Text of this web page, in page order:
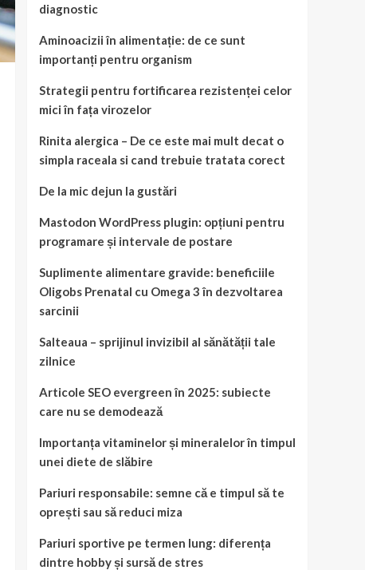
diagnostic
Aminoacizii în alimentație: de ce sunt
importanți pentru organism
Strategii pentru fortificarea rezistenței celor
mici în fața virozelor
Rinita alergica – De ce este mai mult decat o
simpla raceala si cand trebuie tratata corect
De la mic dejun la gustări
Mastodon WordPress plugin: opțiuni pentru
programare și intervale de postare
Suplimente alimentare gravide: beneficiile
Oligobs Prenatal cu Omega 3 în dezvoltarea
sarcinii
Salteaua – sprijinul invizibil al sănătății tale
zilnice
Articole SEO evergreen în 2025: subiecte
care nu se demodează
Importanța vitaminelor și mineralelor în timpul
unei diete de slăbire
Pariuri responsabile: semne că e timpul să te
oprești sau să reduci miza
Pariuri sportive pe termen lung: diferența
dintre hobby și sursă de stres